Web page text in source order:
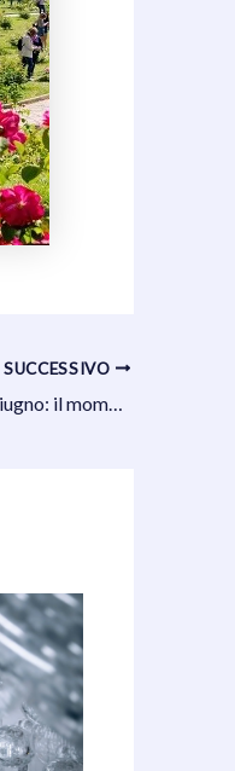
SUCCESSIVO